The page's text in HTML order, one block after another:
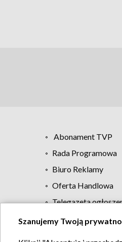
Abonament TVP
Rada Programowa
Biuro Reklamy
Oferta Handlowa
Telegazeta
Szanujemy Twoją